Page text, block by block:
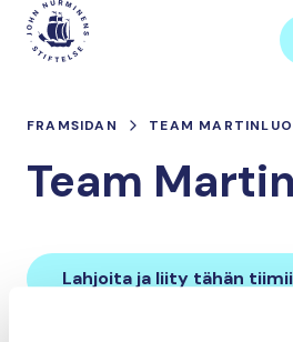
Hoppa
innehåll
Main
FRAMSIDAN TEAM
Team
Lahjoita ja liity tähän